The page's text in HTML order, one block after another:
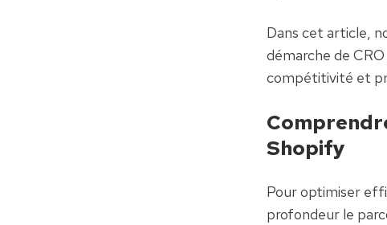
Dans cet article,
démarche de
compétitivité et
Shopify
Pour optimiser
profondeur le